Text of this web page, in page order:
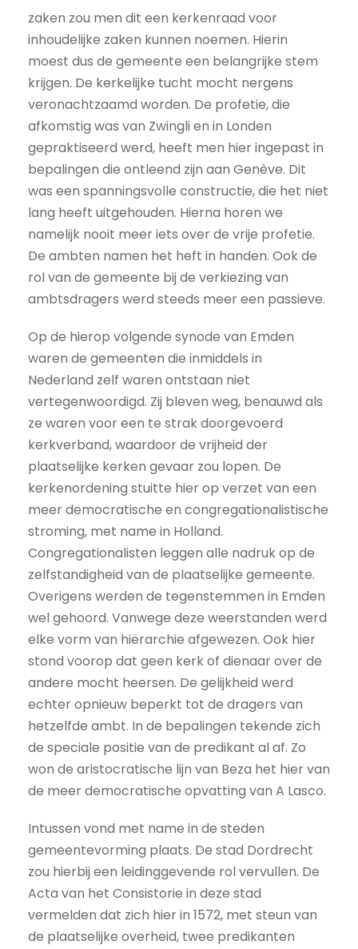
zaken zou men dit een kerkenraad voor
inhoudelijke zaken kunnen noemen. Hierin
moest dus de gemeente een belangrijke stem
krijgen. De kerkelijke tucht mocht nergens
veronachtzaamd worden. De profetie, die
afkomstig was van Zwingli en in Londen
gepraktiseerd werd, heeft men hier ingepast in
bepalingen die ontleend zijn aan Genève. Dit
was een spanningsvolle constructie, die het niet
lang heeft uitgehouden. Hierna horen we
namelijk nooit meer iets over de vrije profetie.
De ambten namen het heft in handen. Ook de
rol van de gemeente bij de verkiezing van
ambtsdragers werd steeds meer een passieve.
Op de hierop volgende synode van Emden
waren de gemeenten die inmiddels in
Nederland zelf waren ontstaan niet
vertegenwoordigd. Zij bleven weg, benauwd als
ze waren voor een te strak doorgevoerd
kerkverband, waardoor de vrijheid der
plaatselijke kerken gevaar zou lopen. De
kerkenordening stuitte hier op verzet van een
meer democratische en congregationalistische
stroming, met name in Holland.
Congregationalisten leggen alle nadruk op de
zelfstandigheid van de plaatselijke gemeente.
Overigens werden de tegenstemmen in Emden
wel gehoord. Vanwege deze weerstanden werd
elke vorm van hiërarchie afgewezen. Ook hier
stond voorop dat geen kerk of dienaar over de
andere mocht heersen. De gelijkheid werd
echter opnieuw beperkt tot de dragers van
hetzelfde ambt. In de bepalingen tekende zich
de speciale positie van de predikant al af. Zo
won de aristocratische lijn van Beza het hier van
de meer democratische opvatting van A Lasco.
Intussen vond met name in de steden
gemeentevorming plaats. De stad Dordrecht
zou hierbij een leidinggevende rol vervullen. De
Acta van het Consistorie in deze stad
vermelden dat zich hier in 1572, met steun van
de plaatselijke overheid, twee predikanten